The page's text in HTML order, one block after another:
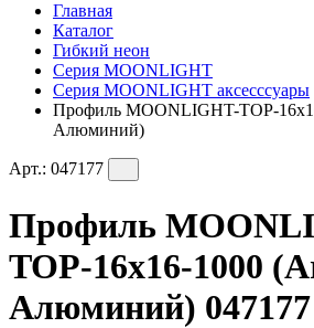
Главная
Каталог
Гибкий неон
Серия MOONLIGHT
Серия MOONLIGHT аксесссуары
Профиль MOONLIGHT-TOP-
Алюминий)
Арт.: 047177
Профиль
TOP-16x16-1000
Алюминий) 047177